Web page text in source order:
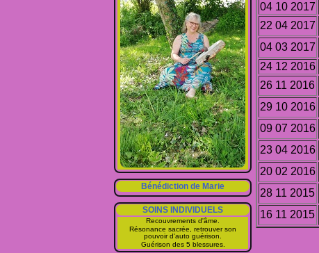
Bénédiction de Marie
SOINS INDIVIDUELS
Recouvrements d'âme.
Résonance sacrée, retrouver son
pouvoir d'auto guérison.
Guérison des 5 blessures.
04 10 2017
22 04 2017
04 03 2017
24 12 2016
26 11 2016
29 10 2016
09 07 2016
23 04 2016
20 02 2016
28 11 2015
16 11 2015